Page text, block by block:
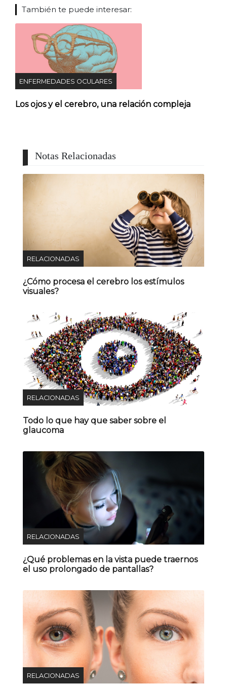
También te puede interesar:
ENFERMEDADES OCULARES
Los ojos y el cerebro, una relación compleja
Notas Relacionadas
RELACIONADAS
¿Cómo procesa el cerebro los estímulos
visuales?
RELACIONADAS
Todo lo que hay que saber sobre el
glaucoma
RELACIONADAS
¿Qué problemas en la vista puede traernos
el uso prolongado de pantallas?
RELACIONADAS